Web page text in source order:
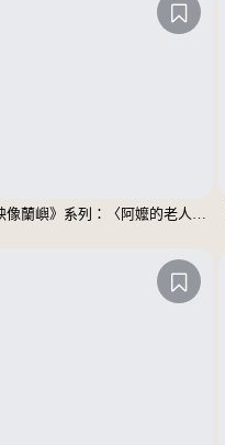
《映像蘭嶼》系列：〈阿嬤的老人斑〉